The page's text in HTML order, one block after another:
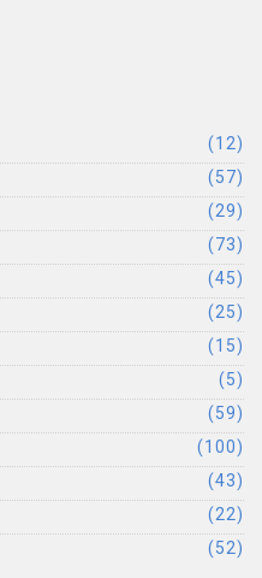
(12)
(57)
(29)
(73)
(45)
(25)
(15)
(5)
(59)
(100)
(43)
(22)
(52)